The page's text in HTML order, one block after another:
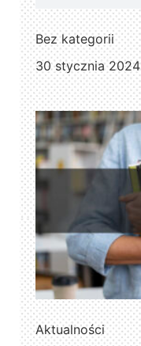
Bez kategorii
30 stycznia 2024
Aktualności